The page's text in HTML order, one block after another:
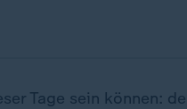
Tage sein können: